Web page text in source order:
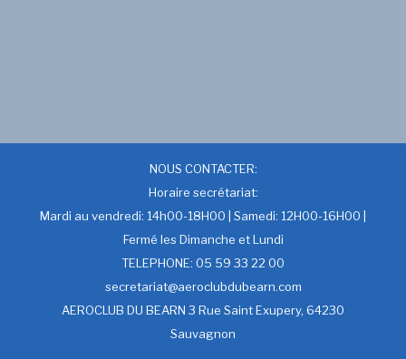
NOUS CONTACTER:
Horaire secrétariat:
Mardi au vendredi: 14h00-18H00 | Samedi: 12H00-16H00 |
Fermé les Dimanche et Lundi
TELEPHONE: 05 59 33 22 00
secretariat@aeroclubdubearn.com
AEROCLUB DU BEARN 3 Rue Saint Exupery, 64230
Sauvagnon